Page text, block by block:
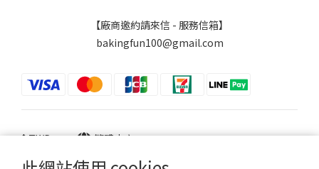
【廠商邀約請來信 - 服務信箱】
bakingfun100@gmail.com
$TWD 繁體中文